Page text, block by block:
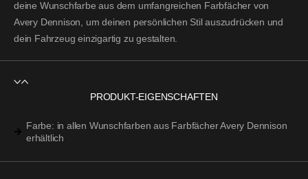
deine Wunschfarbe aus dem umfangreichen Farbfächer von
Avery Dennison, um deinen persönlichen Stil auszudrücken und
dein Fahrzeug einzigartig zu gestalten.
PRODUKT-EIGENSCHAFTEN
Farbe: in allen Wunschfarben aus Farbfächer Avery Dennison
erhältlich